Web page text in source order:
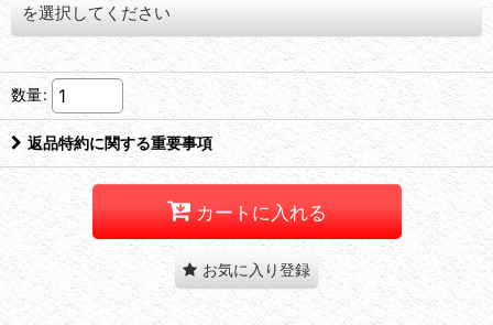
を選択してください
数量:
返品特約に関する重要事項
カートに入れる
お気に入り登録